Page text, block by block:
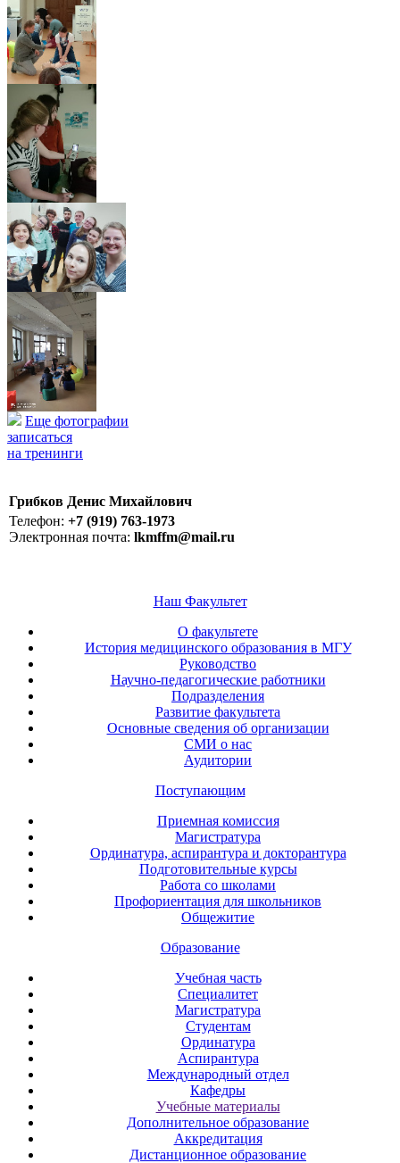
Еще фотографии
записаться
на тренинги
Грибков Денис Михайлович
Телефон: +7 (919) 763-1973
Электронная почта: lkmffm@mail.ru
Наш Факультет
О факультете
История медицинского образования в МГУ
Руководство
Научно-педагогические работники
Подразделения
Развитие факультета
Основные сведения об организации
СМИ о нас
Аудитории
Поступающим
Приемная комиссия
Магистратура
Ординатура, аспирантура и докторантура
Подготовительные курсы
Работа со школами
Профориентация для школьников
Общежитие
Образование
Учебная часть
Специалитет
Магистратура
Студентам
Ординатура
Аспирантура
Международный отдел
Кафедры
Учебные материалы
Дополнительное образование
Аккредитация
Дистанционное образование